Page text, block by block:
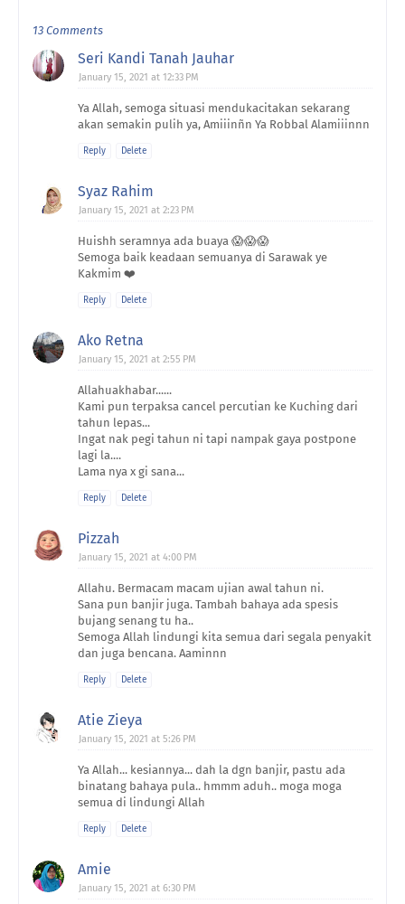
13 Comments
Seri Kandi Tanah Jauhar
January 15, 2021 at 12:33 PM
Ya Allah, semoga situasi mendukacitakan sekarang
akan semakin pulih ya, Amiiinñn Ya Robbal Alamiiinnn
Reply Delete
Syaz Rahim
January 15, 2021 at 2:23 PM
Huishh seramnya ada buaya 😱😱😱
Semoga baik keadaan semuanya di Sarawak ye
Kakmim ❤️
Reply Delete
Ako Retna
January 15, 2021 at 2:55 PM
Allahuakhabar......
Kami pun terpaksa cancel percutian ke Kuching dari
tahun lepas...
Ingat nak pegi tahun ni tapi nampak gaya postpone
lagi la....
Lama nya x gi sana...
Reply Delete
Pizzah
January 15, 2021 at 4:00 PM
Allahu. Bermacam macam ujian awal tahun ni.
Sana pun banjir juga. Tambah bahaya ada spesis
bujang senang tu ha..
Semoga Allah lindungi kita semua dari segala penyakit
dan juga bencana. Aaminnn
Reply Delete
Atie Zieya
January 15, 2021 at 5:26 PM
Ya Allah... kesiannya... dah la dgn banjir, pastu ada
binatang bahaya pula.. hmmm aduh.. moga moga
semua di lindungi Allah
Reply Delete
Amie
January 15, 2021 at 6:30 PM